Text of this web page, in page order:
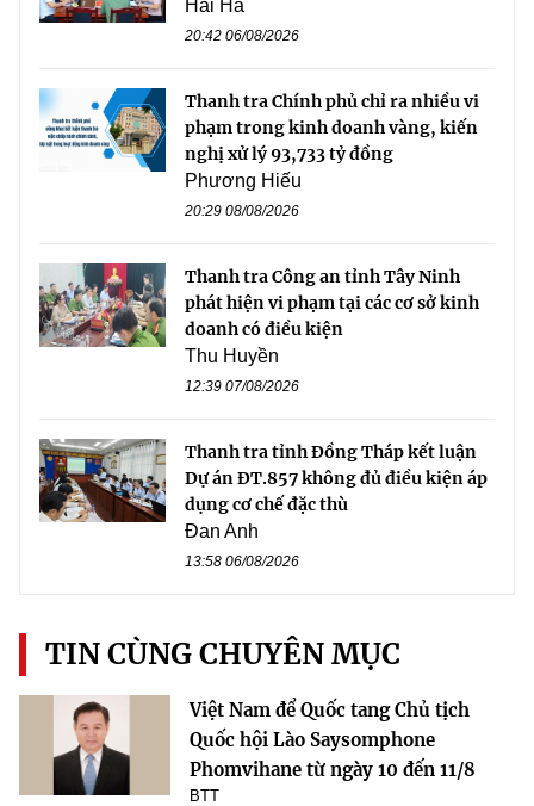
Hải Hà
20:42 06/08/2026
Thanh tra Chính phủ chỉ ra nhiều vi
phạm trong kinh doanh vàng, kiến
nghị xử lý 93,733 tỷ đồng
Phương Hiếu
20:29 08/08/2026
Thanh tra Công an tỉnh Tây Ninh
phát hiện vi phạm tại các cơ sở kinh
doanh có điều kiện
Thu Huyền
12:39 07/08/2026
Thanh tra tỉnh Đồng Tháp kết luận
Dự án ĐT.857 không đủ điều kiện áp
dụng cơ chế đặc thù
Đan Anh
13:58 06/08/2026
TIN CÙNG CHUYÊN MỤC
Việt Nam để Quốc tang Chủ tịch
Quốc hội Lào Saysomphone
Phomvihane từ ngày 10 đến 11/8
BTT